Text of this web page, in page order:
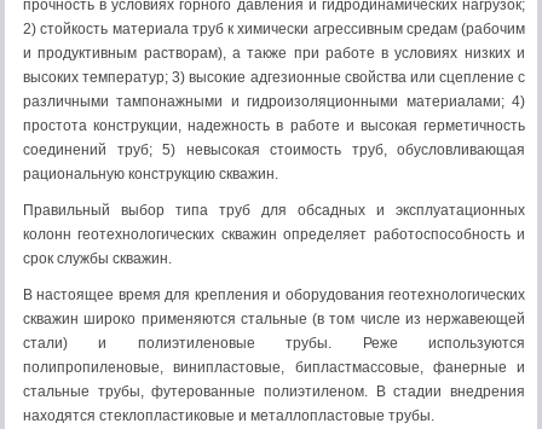
прочность в условиях горного давления и гидродинамических нагрузок;
2) стойкость материала труб к химически агрессивным средам (рабочим
и продуктивным растворам), а также при работе в условиях низких и
высоких температур; 3) высокие адгезионные свойства или сцепление с
различными тампонажными и гидроизоляционными материалами; 4)
простота конструкции, надежность в работе и высокая герметичность
соединений труб; 5) невысокая стоимость труб, обусловливающая
рациональную конструкцию скважин.
Правильный выбор типа труб для обсадных и эксплуатационных
колонн геотехнологических скважин определяет работоспособность и
срок службы скважин.
В настоящее время для крепления и оборудования геотехнологических
скважин широко применяются стальные (в том числе из нержавеющей
стали) и полиэтиленовые трубы. Реже используются
полипропиленовые, винипластовые, бипластмассовые, фанерные и
стальные трубы, футерованные полиэтиленом. В стадии внедрения
находятся стеклопластиковые и металлопластовые трубы.